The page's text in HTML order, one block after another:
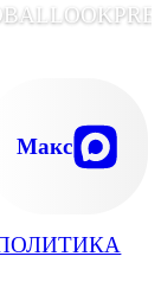
Макс